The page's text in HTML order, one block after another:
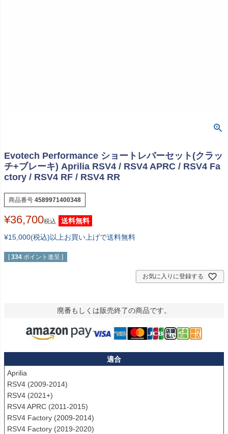
Evotech Performance ショートレバーセット(クラッ
チ+ブレーキ) Aprilia RSV4 / RSV4 APRC / RSV4 Fa
ctory / RSV4 RF / RSV4 RR
商品番号 4589971400348
¥36,700税込
送料無料
¥15,000(税込)以上お買い上げで送料無料
[ 334 ポイント進呈 ]
お気に入りに登録する
廃番もしくは販売終了の商品です。
適合
Aprilia
RSV4 (2009-2014)
RSV4 (2021+)
RSV4 APRC (2011-2015)
RSV4 Factory (2009-2014)
RSV4 Factory (2019-2020)